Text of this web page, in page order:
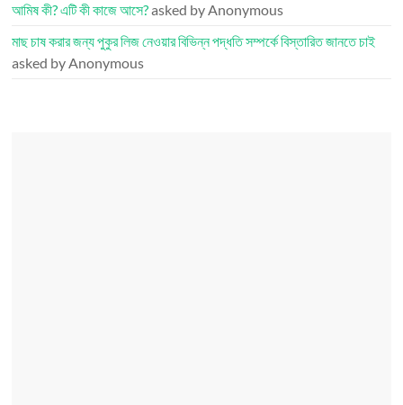
আমিষ কী? এটি কী কাজে আসে?asked by Anonymous
মাছ চাষ করার জন্য পুকুর লিজ নেওয়ার বিভিন্ন পদ্ধতি সম্পর্কে বিস্তারিত জানতে চাই
asked by Anonymous